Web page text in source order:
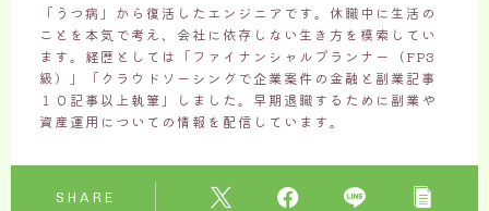
「うつ病」から復活したエンジニアです。休職中に生活の
ことを本気で考え、会社に依存しない生き方を模索してい
ます。経歴としては「ファイナンシャルプランナー（FP3
級）」「クラウドソーシングで企業案件の金融と副業記事
１０記事以上執筆」しました。早期退職するために副業や
資産運用についての情報を配信しています。
SHARE